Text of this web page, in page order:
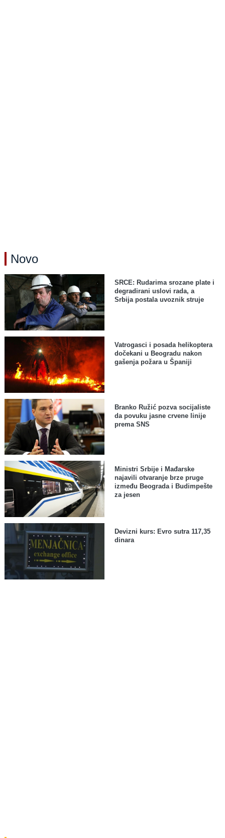
Novo
SRCE: Rudarima srozane plate i
degradirani uslovi rada, a
Srbija postala uvoznik struje
Vatrogasci i posada helikoptera
dočekani u Beogradu nakon
gašenja požara u Španiji
Branko Ružić pozva socijaliste
da povuku jasne crvene linije
prema SNS
Ministri Srbije i Mađarske
najavili otvaranje brze pruge
između Beograda i Budimpešte
za jesen
Devizni kurs: Evro sutra 117,35
dinara